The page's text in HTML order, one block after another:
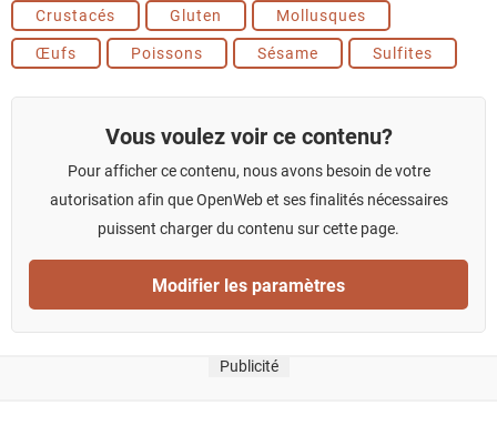
Crustacés Gluten
Mollusques
Œufs
Poissons Sésame Sulfites
Vous voulez voir ce contenu?
Pour afficher ce contenu, nous avons besoin de votre
autorisation afin que OpenWeb et ses finalités nécessaires
puissent charger du contenu sur cette page.
Modifier les paramètres
Publicité